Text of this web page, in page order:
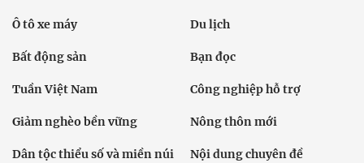
Ô tô xe máy Du lịch
Bất động sản Bạn đọc
Tuần Việt Nam Công nghiệp hỗ trợ
Giảm nghèo bền vững Nông thôn mới
Dân tộc thiểu số và miền núi Nội dung chuyên đề